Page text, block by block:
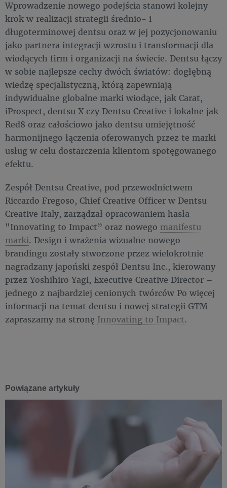
Wprowadzenie nowego podejścia stanowi kolejny
krok w realizacji strategii średnio- i
długoterminowej dentsu oraz w jej pozycjonowaniu
jako partnera integracji wzrostu i transformacji dla
wiodących firm i organizacji na świecie. Dentsu łączy
w sobie najlepsze cechy dwóch światów: dogłębną
wiedzę specjalistyczną, którą zapewniają
indywidualne globalne marki wiodące, jak Carat,
iProspect, dentsu X czy Dentsu Creative i lokalne jak
Red8 oraz całościowo jako dentsu umiejętność
harmonijnego łączenia oferowanych przez te marki
usług w celu dostarczenia klientom spotęgowanego
efektu.
Zespół Dentsu Creative, pod przewodnictwem
Riccardo Fregoso, Chief Creative Officer w Dentsu
Creative Italy, zarządzał opracowaniem hasła
"Innovating to Impact” oraz nowego manifestu
marki. Design i wrażenia wizualne nowego
brandingu zostały stworzone przez wielokrotnie
nagradzany japoński zespół Dentsu Inc., kierowany
przez Yoshihiro Yagi, Executive Creative Director –
jednego z najbardziej cenionych twórców Po więcej
informacji na temat dentsu i nowej strategii GTM
zapraszamy na stronę Innovating to Impact.
Powiązane artykuły